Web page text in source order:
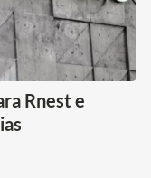
Rnest e